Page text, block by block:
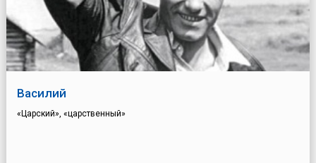
Василий
«Царский», «царственный»